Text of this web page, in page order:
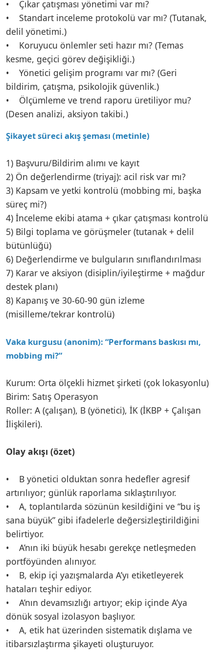
• Çıkar çatışması yönetimi var mı?
• Standart inceleme protokolü var mı? (Tutanak,
delil yönetimi.)
• Koruyucu önlemler seti hazır mı? (Temas
kesme, geçici görev değişikliği.)
• Yönetici gelişim programı var mı? (Geri
bildirim, çatışma, psikolojik güvenlik.)
• Ölçümleme ve trend raporu üretiliyor mu?
(Desen analizi, aksiyon takibi.)
Şikayet süreci akış şeması (metinle)
1) Başvuru/Bildirim alımı ve kayıt
2) Ön değerlendirme (triyaj): acil risk var mı?
3) Kapsam ve yetki kontrolü (mobbing mi, başka
süreç mi?)
4) İnceleme ekibi atama + çıkar çatışması kontrolü
5) Bilgi toplama ve görüşmeler (tutanak + delil
bütünlüğü)
6) Değerlendirme ve bulguların sınıflandırılması
7) Karar ve aksiyon (disiplin/iyileştirme + mağdur
destek planı)
8) Kapanış ve 30-60-90 gün izleme
(misilleme/tekrar kontrolü)
Vaka kurgusu (anonim): “Performans baskısı mı,
mobbing mi?”
Kurum: Orta ölçekli hizmet şirketi (çok lokasyonlu)
Birim: Satış Operasyon
Roller: A (çalışan), B (yönetici), İK (İKBP + Çalışan
İlişkileri).
Olay akışı (özet)
• B yönetici olduktan sonra hedefler agresif
artırılıyor; günlük raporlama sıklaştırılıyor.
• A, toplantılarda sözünün kesildiğini ve “bu iş
sana büyük” gibi ifadelerle değersizleştirildiğini
belirtiyor.
• A’nın iki büyük hesabı gerekçe netleşmeden
portföyünden alınıyor.
• B, ekip içi yazışmalarda A’yı etiketleyerek
hataları teşhir ediyor.
• A’nın devamsızlığı artıyor; ekip içinde A’ya
dönük sosyal izolasyon başlıyor.
• A, etik hat üzerinden sistematik dışlama ve
itibarsızlaştırma şikayeti oluşturuyor.